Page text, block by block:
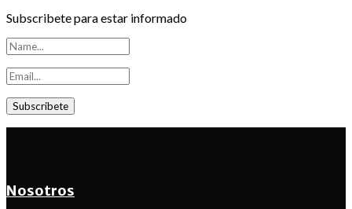
Subscribete para estar informado
Nosotros